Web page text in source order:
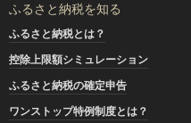
ふるさと納税を知る
ふるさと納税とは？
控除上限額シミュレーション
ふるさと納税の確定申告
ワンストップ特例制度とは？